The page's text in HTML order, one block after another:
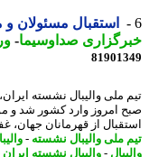
استقبال مسئولان و
صداوسیما-
ملی والیبال نشسته ایران،
امروز وارد کشور شد و مورد
از قهرمانان جهان، غفور
ملی والیبال نشسته-والیبال
-والیبال نشسته ایران -